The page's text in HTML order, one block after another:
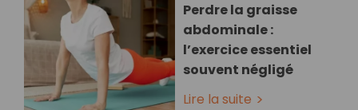
Perdre la graisse
abdominale :
l’exercice essentiel
souvent négligé
Lire la suite